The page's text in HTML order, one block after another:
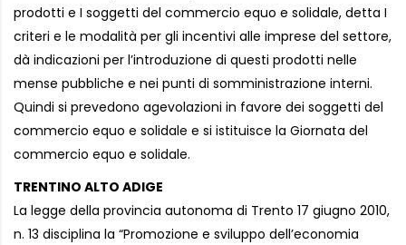
prodotti e I soggetti del commercio equo e solidale, detta I
criteri e le modalità per gli incentivi alle imprese del settore,
dà indicazioni per l’introduzione di questi prodotti nelle
mense pubbliche e nei punti di somministrazione interni.
Quindi si prevedono agevolazioni in favore dei soggetti del
commercio equo e solidale e si istituisce la Giornata del
commercio equo e solidale.
TRENTINO ALTO ADIGE
La legge della provincia autonoma di Trento 17 giugno 2010,
n. 13 disciplina la “Promozione e sviluppo dell’economia